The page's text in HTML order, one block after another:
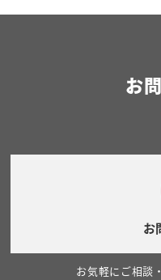
お
お
お気軽にご相談